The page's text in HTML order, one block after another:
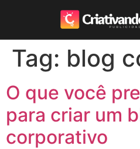
Tag: blog
O que você
para criar um
corporativo